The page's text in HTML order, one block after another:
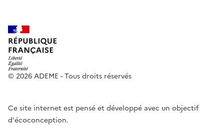
© 2026 ADEME - Tous droits réservés
Ce site internet est pensé et développé avec un objectif
d'écoconception.